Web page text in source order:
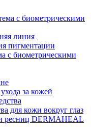
с биометрическими
линия
пигментации
с биометрическими
за кожей
для кожи вокруг глаз
ресниц DERMAHEAL